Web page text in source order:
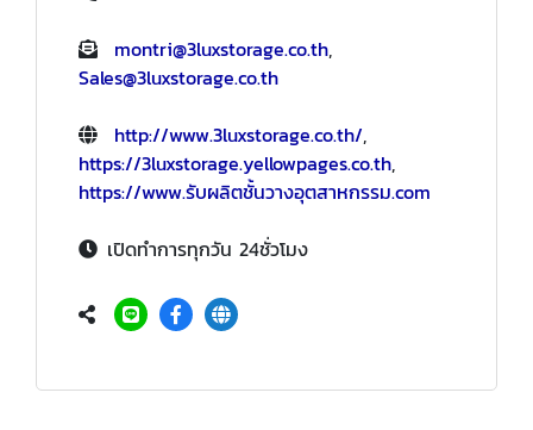
montri@3luxstorage.co.th,
Sales@3luxstorage.co.th
http://www.3luxstorage.co.th/,
https://3luxstorage.yellowpages.co.th,
https://www.รับผลิตชั้นวางอุตสาหกรรม.com
เปิดทำการทุกวัน 24ชั่วโมง